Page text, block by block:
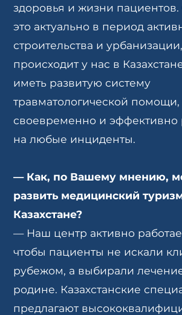
здоровья и жизни
это актуально в период
строительства и
происходит у нас в
иметь развитую систему
травматологической помощи,
своевременно и эффективно
на любые инциденты.
— Как, по Вашему мнению,
развить медицинский
Казахстане?
— Наш центр активно
чтобы пациенты не искали
рубежом, а выбирали
родине. Казахстанские
предлагают